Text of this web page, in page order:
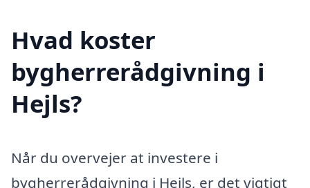
Hvad koster
bygherrerådgivning i
Hejls?
Når du overvejer at investere i
bygherrerådgivning i Hejls, er det vigtigt